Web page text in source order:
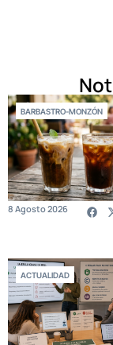
BARBASTRO-MONZÓN
8 Agosto 2026
ACTUALIDAD